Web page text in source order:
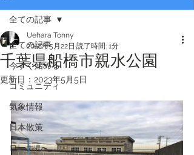
全ての記事
今すぐ始める
コミュニティ
気象情報
日本散策
ローカル
全ての記事
千葉県船橋市親水公園
Uehara Tonny
2018年5月22日 読了時間: 1分
更新日： 2023年5月5日